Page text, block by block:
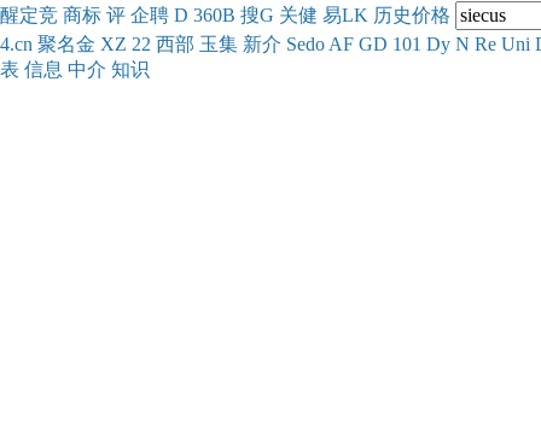
醒定竞 商标 评 企聘 D 360B 搜G 关健 易LK 历史价格
4.cn 聚名金 XZ 22 西部 玉集 新介 Sedo AF GD 101 Dy N Re Uni
表 信息 中介 知识